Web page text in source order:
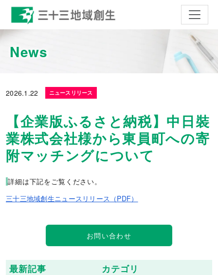
ナビ
News
2026.1.22 ニュースリリース
【企業版ふるさと納税】中日裝
業株式会社様から東員町への寄
附マッチングについて
詳細は下記をご覧ください。
三十三地域創生ニュースリリース（PDF）
お問い合わせ
最新記事 カテゴリ